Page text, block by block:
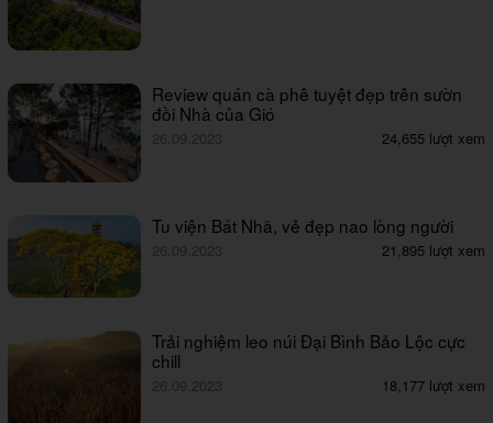
Review quán cà phê tuyệt đẹp trên sườn
đồi Nhà của Gió
26.09.2023 24,655 lượt xem
Tu viện Bát Nhã, vẻ đẹp nao lòng người
26.09.2023 21,895 lượt xem
Trải nghiệm leo núi Đại Bình Bảo Lộc cực
chill
26.09.2023 18,177 lượt xem